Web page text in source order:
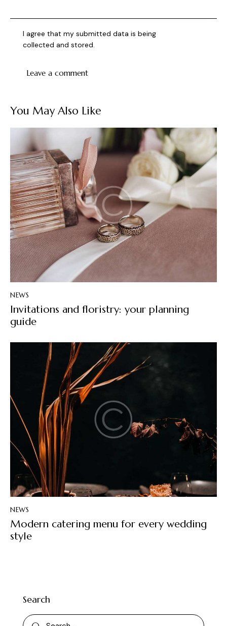
I agree that my submitted data is being
collected and stored.
You May Also Like
NEWS
Invitations and floristry: your planning
guide
NEWS
Modern catering menu for every wedding
style
Search